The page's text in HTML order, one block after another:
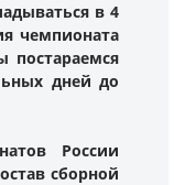
в 4
чемпионата
дней до
России
сборной